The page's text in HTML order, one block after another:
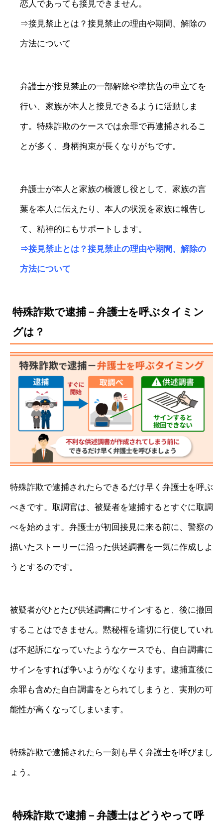
恋人であっても接見できません。
⇒接見禁止とは？接見禁止の理由や期間、解除の
方法について
弁護士が接見禁止の一部解除や準抗告の申立てを
行い、家族が本人と接見できるように活動しま
す。特殊詐欺のケースでは余罪で再逮捕されるこ
とが多く、身柄拘束が長くなりがちです。
弁護士が本人と家族の橋渡し役として、家族の言
葉を本人に伝えたり、本人の状況を家族に報告し
て、精神的にもサポートします。
⇒接見禁止とは？接見禁止の理由や期間、解除の
方法について
特殊詐欺で逮捕－弁護士を呼ぶタイミン
グは？
特殊詐欺で逮捕されたらできるだけ早く弁護士を呼ぶ
べきです。取調官は、被疑者を逮捕するとすぐに取調
べを始めます。弁護士が初回接見に来る前に、警察の
描いたストーリーに沿った供述調書を一気に作成しよ
うとするのです。
被疑者がひとたび供述調書にサインすると、後に撤回
することはできません。黙秘権を適切に行使していれ
ば不起訴になっていたようなケースでも、自白調書に
サインをすれば争いようがなくなります。逮捕直後に
余罪も含めた自白調書をとられてしまうと、実刑の可
能性が高くなってしまいます。
特殊詐欺で逮捕されたら一刻も早く弁護士を呼びまし
ょう。
特殊詐欺で逮捕－弁護士はどうやって呼